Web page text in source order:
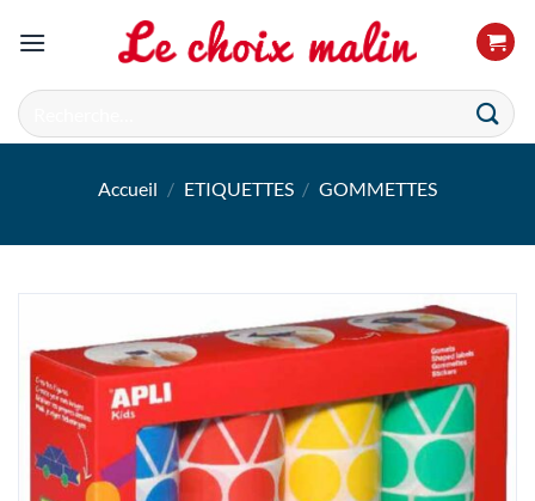
Recherche
pour :
Accueil / ETIQUETTES / GOMMETTES